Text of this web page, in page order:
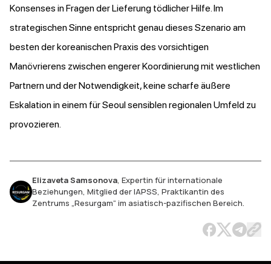
Konsenses in Fragen der Lieferung tödlicher Hilfe. Im
strategischen Sinne entspricht genau dieses Szenario am
besten der koreanischen Praxis des vorsichtigen
Manövrierens zwischen engerer Koordinierung mit westlichen
Partnern und der Notwendigkeit, keine scharfe äußere
Eskalation in einem für Seoul sensiblen regionalen Umfeld zu
provozieren.
Elizaveta Samsonova Expertin für internationale
Beziehungen, Mitglied der IAPSS, Praktikantin des
Zentrums „Resurgam“ im asiatisch-pazifischen Bereich.